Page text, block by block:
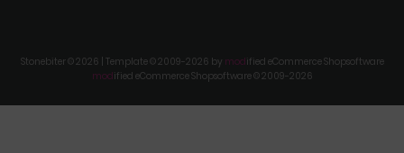
Stonebiter © 2026 | Template © 2009-2026 by modified eCommerce Shopsoftware
modified eCommerce Shopsoftware © 2009-2026